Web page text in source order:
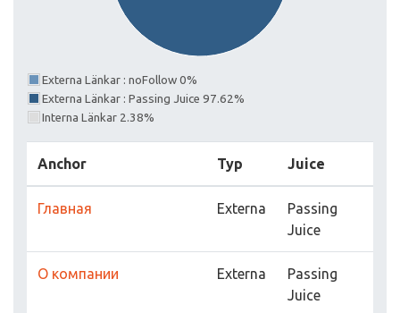
Externa Länkar : noFollow 0%
Externa Länkar : Passing Juice 97.62%
Interna Länkar 2.38%
Anchor Typ Juice
Главная Externa
Passing
Juice
О компании Externa
Passing
Juice